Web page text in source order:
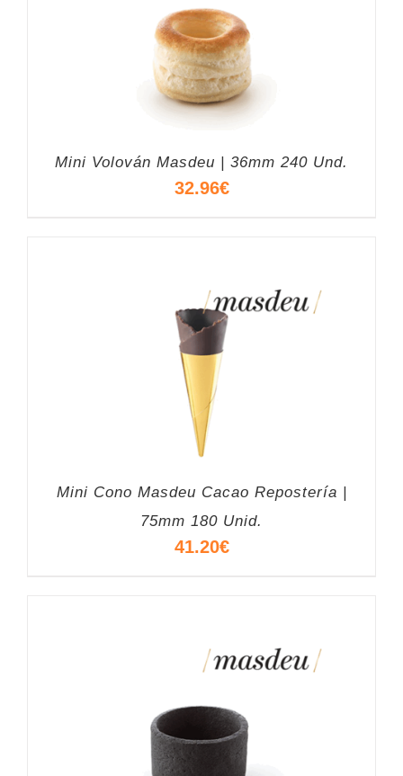
Mini Volován Masdeu | 36mm 240 Und.
32.96€
Mini Cono Masdeu Cacao Repostería |
75mm 180 Unid.
41.20€